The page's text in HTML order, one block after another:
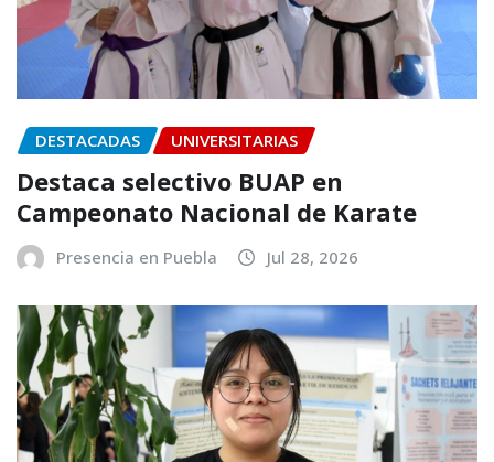
DESTACADAS UNIVERSITARIAS
Destaca selectivo BUAP en
Campeonato Nacional de Karate
Presencia en Puebla Jul 28, 2026